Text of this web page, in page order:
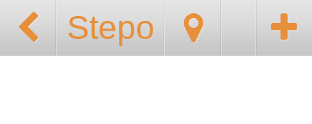
Stepo